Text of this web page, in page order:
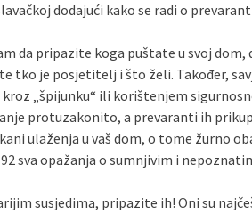
dodajući kako se radi o
da pripazite koga puštate u svoj dom,
tko je posjetitelj i što želi. Također,
„špijunku“ ili korištenjem
protuzakonito, a prevaranti ih
ulaženja u vaš dom, o tome žurno
sva opažanja o sumnjivim i
susjedima, pripazite ih! Oni su